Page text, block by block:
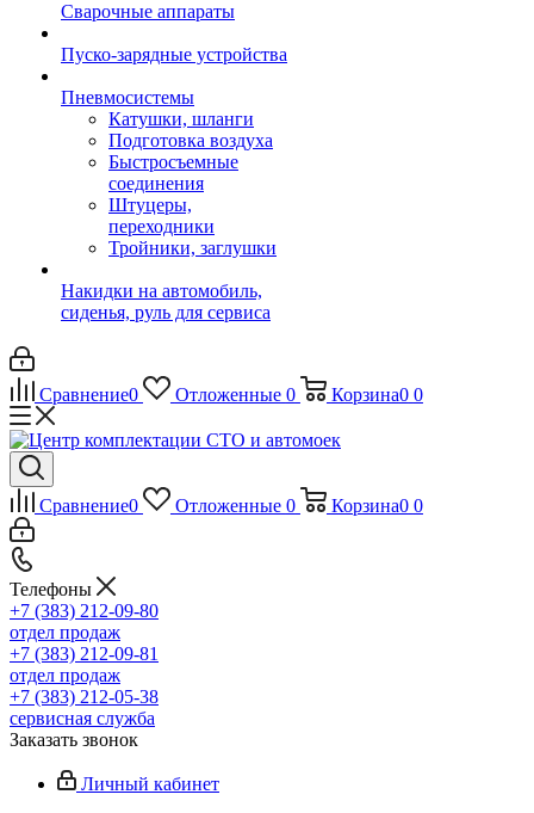
Сварочные аппараты
Пуско-зарядные устройства
Пневмосистемы
Катушки, шланги
Подготовка воздуха
Быстросъемные
соединения
Штуцеры,
переходники
Тройники, заглушки
Накидки на автомобиль,
сиденья, руль для сервиса
Сравнение0 Отложенные 0 Корзина0 0
Сравнение0 Отложенные 0 Корзина0 0
Телефоны
+7 (383) 212-09-80
отдел продаж
+7 (383) 212-09-81
отдел продаж
+7 (383) 212-05-38
сервисная служба
Заказать звонок
Личный кабинет